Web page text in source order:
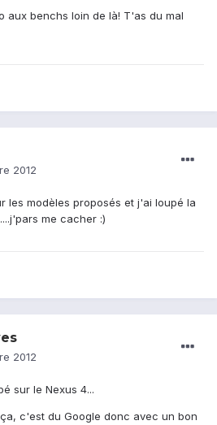
aux benchs loin de là! T'as du mal
2012
les modèles proposés et j'ai loupé la
me cacher :)
2012
sur le Nexus 4...
c'est du Google donc avec un bon